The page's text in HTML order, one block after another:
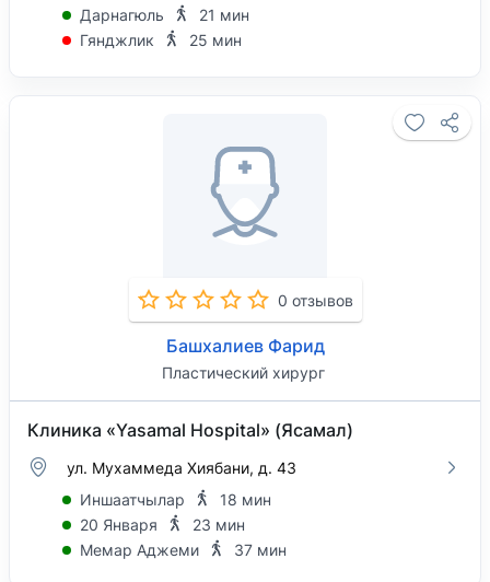
Дарнагюль
21 мин
Гянджлик
25 мин
0 отзывов
Башхалиев Фарид
Пластический хирург
Клиника «Yasamal Hospital» (Ясамал)
ул. Мухаммеда Хиябани, д. 43
Иншаатчылар
18 мин
20 Января
23 мин
Мемар Аджеми
37 мин